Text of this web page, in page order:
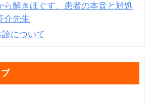
ら解きほぐす、患者の本音と対処
先生
について